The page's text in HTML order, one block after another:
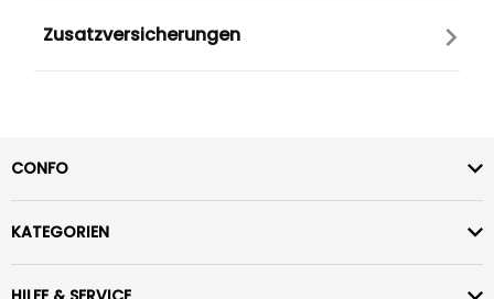
Zusatzversicherungen
CONFO
KATEGORIEN